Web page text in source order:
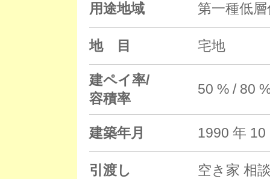
用途地域 第一種低
地 目 宅地
建ペイ率/
容積率
50 % / 80
建築年月 1990 年
引渡し 空き家 相